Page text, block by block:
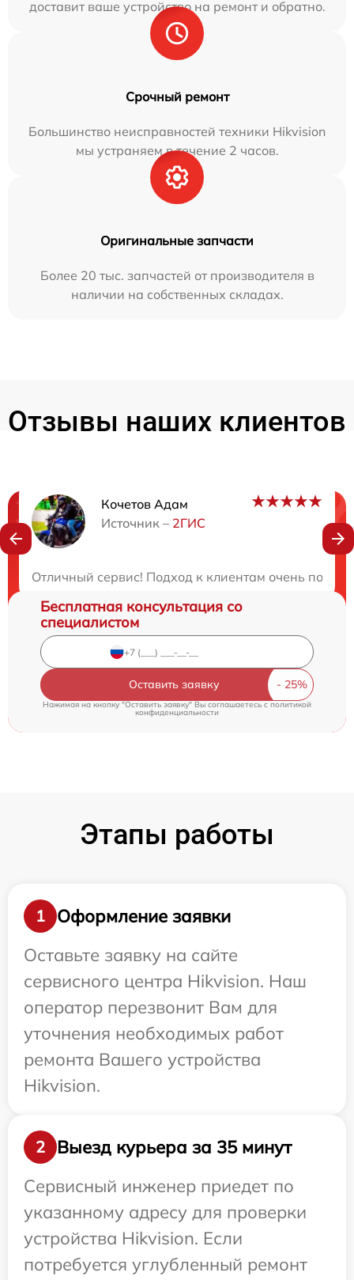
доставит ваше устройство на ремонт и обратно.
Срочный ремонт
Большинство неисправностей техники Hikvision
мы устраняем в течение 2 часов.
Оригинальные запчасти
Более 20 тыс. запчастей от производителя в
наличии на собственных складах.
Отзывы наших клиентов
Кочетов Адам
Источник – 2ГИС
Отличный сервис! Подход к клиентам очень
Нужна консультация?
Бесплатная консультация со
специалистом
Оставить заявку
Нажимая на кнопку "Оставить заявку" Вы соглашаетесь cполитикой
конфиденциальности
Этапы работы
1
Оформление заявки
Оставьте заявку на сайте
сервисного центра Hikvision. Наш
оператор перезвонит Вам для
уточнения необходимых работ
ремонта Вашего устройства
Hikvision.
2
Выезд курьера за 35 минут
Сервисный инженер приедет по
указанному адресу для проверки
устройства Hikvision. Если
потребуется углубленный ремонт